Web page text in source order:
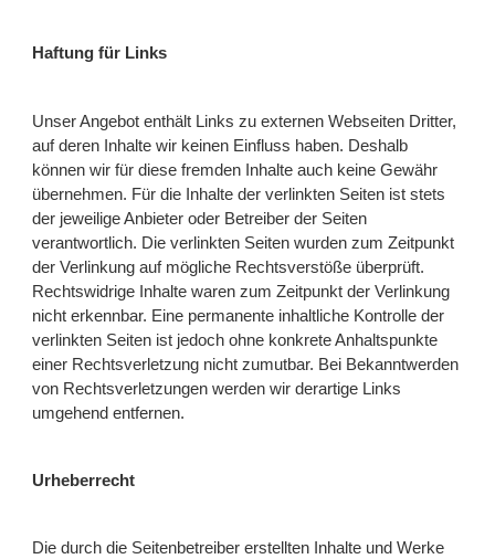
Haftung für Links
Unser Angebot enthält Links zu externen Webseiten Dritter,
auf deren Inhalte wir keinen Einfluss haben. Deshalb
können wir für diese fremden Inhalte auch keine Gewähr
übernehmen. Für die Inhalte der verlinkten Seiten ist stets
der jeweilige Anbieter oder Betreiber der Seiten
verantwortlich. Die verlinkten Seiten wurden zum Zeitpunkt
der Verlinkung auf mögliche Rechtsverstöße überprüft.
Rechtswidrige Inhalte waren zum Zeitpunkt der Verlinkung
nicht erkennbar. Eine permanente inhaltliche Kontrolle der
verlinkten Seiten ist jedoch ohne konkrete Anhaltspunkte
einer Rechtsverletzung nicht zumutbar. Bei Bekanntwerden
von Rechtsverletzungen werden wir derartige Links
umgehend entfernen.
Urheberrecht
Die durch die Seitenbetreiber erstellten Inhalte und Werke